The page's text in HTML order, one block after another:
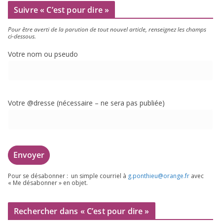
Suivre « C’est pour dire »
Pour être aver­ti de la paru­tion de tout nou­vel article, ren­sei­gnez les champs
ci-dessous.
Votre nom ou pseudo
Votre @dresse (néces­saire – ne sera pas publiée)
Pour se désa­bon­ner : un simple cour­riel à g.​ponthieu@​orange.​fr avec
« Me désa­bon­ner » en objet.
Rechercher dans « C’est pour dire »